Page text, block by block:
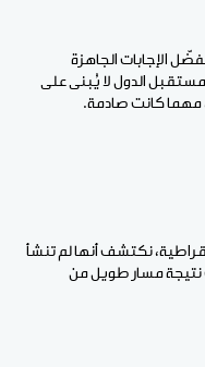
الإجابات الجاهزة
الدول لا يُبنى على
مهما كانت صادمة.
نكتشف أنها لم تنشأ
نتيجة مسار طويل من